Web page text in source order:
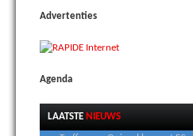
Advertenties
Agenda
LAATSTE NIEUWS